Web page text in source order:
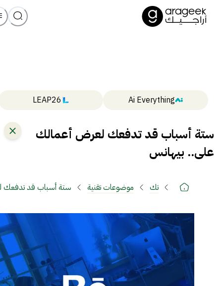
Ai Everything
LEAP26
ستة أسباب قد تدفعك لعرض أعمالك
على.. بيهانس
تك موضوعات تقنية ستة أسباب قد تدفعك